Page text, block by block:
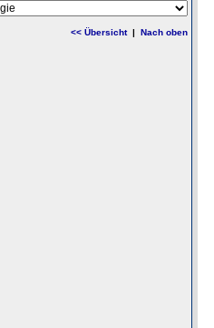
<< Übersicht| Nach oben